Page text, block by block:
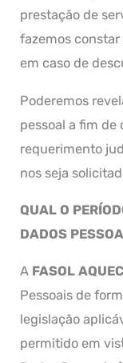
prestação de
fazemos
em caso de
Poderemos
pessoal a fim
requerimento
nos seja
QUAL O
DADOS
A FASOL
Pessoais de
legislação
permitido em